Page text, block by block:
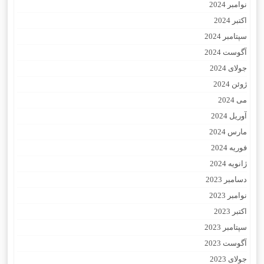
نوامبر 2024
اکتبر 2024
سپتامبر 2024
آگوست 2024
جولای 2024
ژوئن 2024
می 2024
آوریل 2024
مارس 2024
فوریه 2024
ژانویه 2024
دسامبر 2023
نوامبر 2023
اکتبر 2023
سپتامبر 2023
آگوست 2023
جولای 2023